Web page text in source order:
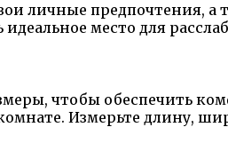
личные предпочтения,
место для
чтобы обеспечить
Измерьте длину,